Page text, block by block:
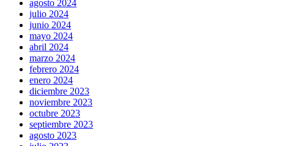
agosto 2024
julio 2024
junio 2024
mayo 2024
abril 2024
marzo 2024
febrero 2024
enero 2024
diciembre 2023
noviembre 2023
octubre 2023
septiembre 2023
agosto 2023